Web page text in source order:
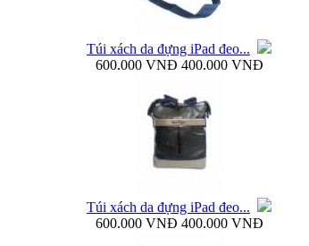
Bao da Samsung Galaxy Note 3 N9000 mở ngang...
Dock sạc pin rời Samsung Galaxy S4 i9500...
Túi xách da đựng iPad đeo...
600.000 VNĐ 400.000 VNĐ
Túi xách da đựng iPad đeo...
600.000 VNĐ 400.000 VNĐ